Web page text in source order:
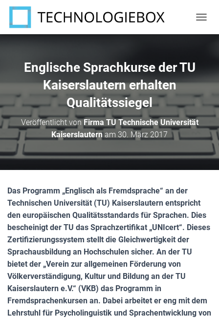
A
U
M
S
H
Englische Sprachkurse der TU
Kaiserslautern erhalten
Qualitätssiegel
Veröffentlicht vonFirma TU Technische Universität
Kaiserslauternam 30. März 2017
Das Programm „Englisch als Fremdsprache“ an der
Technischen Universität (TU) Kaiserslautern entspricht
den europäischen Qualitätsstandards für Sprachen. Dies
bescheinigt der TU das Sprachzertifikat „UNIcert“. Dieses
Zertifizierungssystem stellt die Gleichwertigkeit der
Sprachausbildung an Hochschulen sicher. An der TU
bietet der „Verein zur allgemeinen Förderung von
Völkerverständigung, Kultur und Bildung an der TU
Kaiserslautern e.V.“ (VKB) das Programm in
Fremdsprachenkursen an. Dabei arbeitet er eng mit dem
Lehrstuhl für Psycholinguistik und Sprachentwicklung von